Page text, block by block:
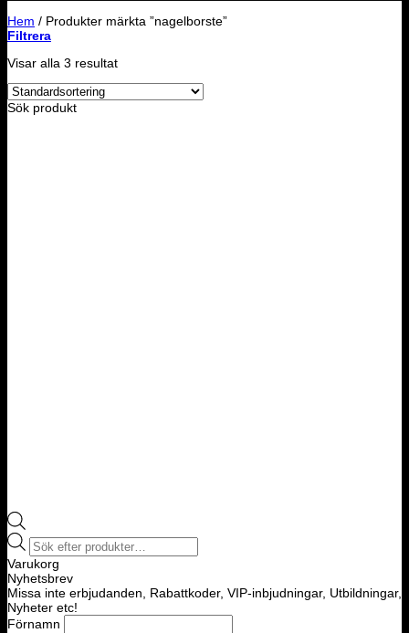
Hem / Produkter märkta ”nagelborste”
Filtrera
Visar alla 3 resultat
Sök produkt
Products
search
Varukorg
Nyhetsbrev
Missa inte erbjudanden, Rabattkoder, VIP-inbjudningar, Utbildningar,
Nyheter etc!
Förnamn